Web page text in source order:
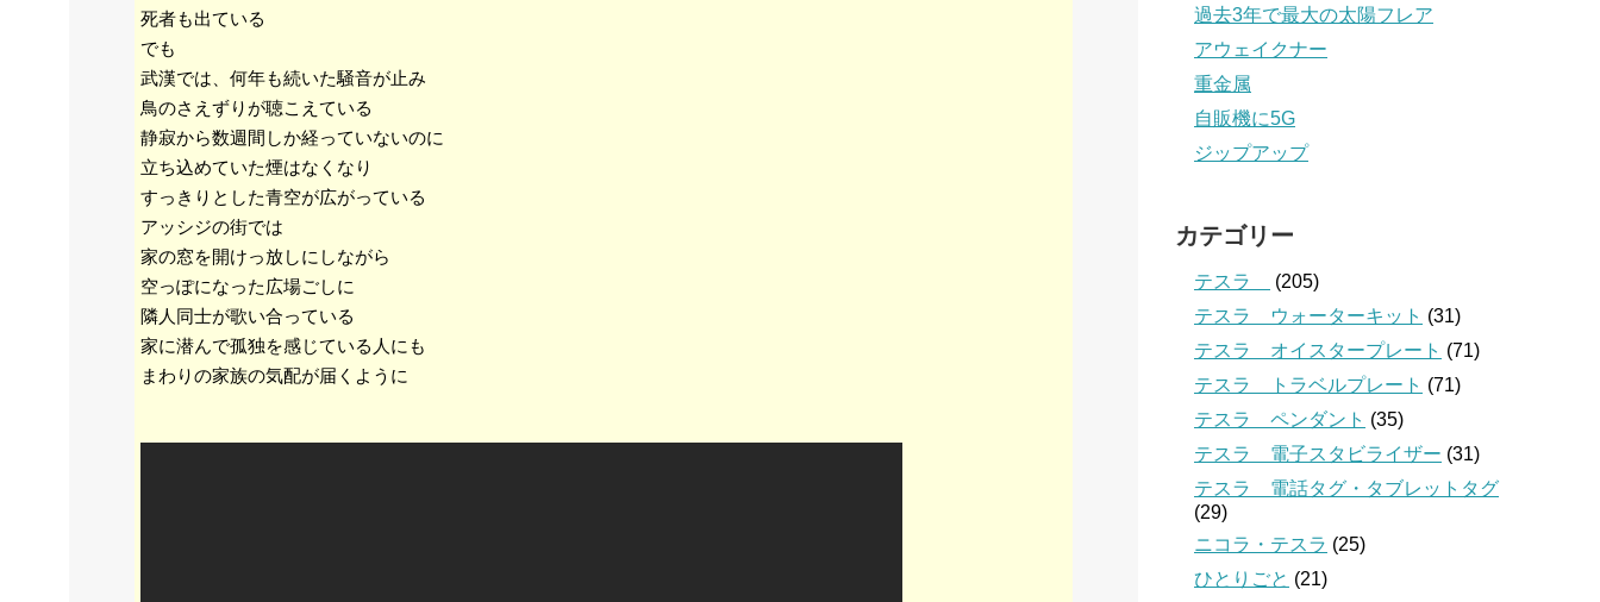
死者も出ている
でも
武漢では、何年も続いた騒音が止み
鳥のさえずりが聴こえている
静寂から数週間しか経っていないのに
立ち込めていた煙はなくなり
すっきりとした青空が広がっている
アッシジの街では
家の窓を開けっ放しにしながら
空っぽになった広場ごしに
隣人同士が歌い合っている
家に潜んで孤独を感じている人にも
まわりの家族の気配が届くように
過去3年で最大の太陽フレア
アウェイクナー
重金属
自販機に5G
ジップアップ
カテゴリー
テスラ
(205)
テスラ ウォーターキット (31)
テスラ オイスタープレート (71)
テスラ トラベルプレート (71)
テスラ ペンダント (35)
テスラ 電子スタビライザー (31)
テスラ 電話タグ・タブレットタグ
(29)
ニコラ・テスラ (25)
ひとりごと (21)